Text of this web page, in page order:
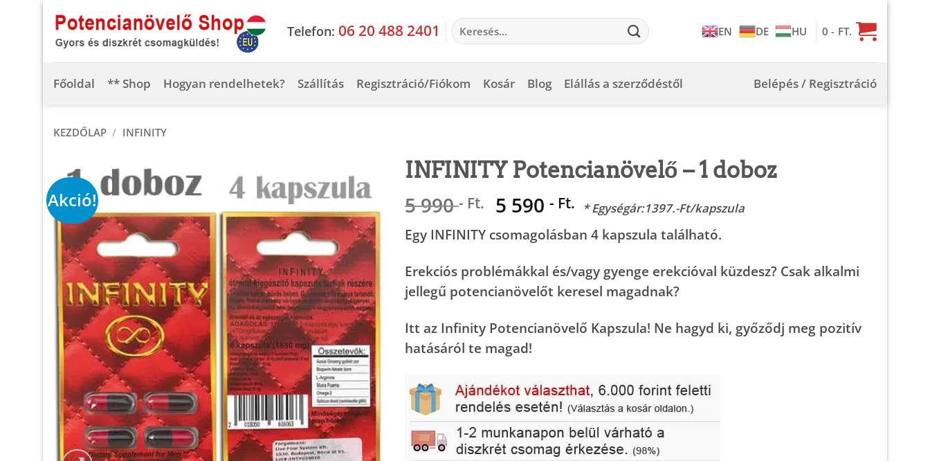
to
content
Telefon: 06 20 488 2401
Keresés
a
EN DE HU 0- FT.
Főoldal ** Shop Hogyan rendelhetek? Szállítás Regisztráció/Fiókom Kosár Blog Elállás a szerződéstől Belépés / Regisztráció
KEZDŐLAP / INFINITY
Akció!
INFINITY Potencianövelő – 1 doboz
5 990- Ft. Original
was:
5
990 -
Ft..
5 590 - Ft. Current
price
is:
590 -
Ft..
* Egységár:1397.-Ft/kapszula
Egy INFINITY csomagolásban 4 kapszula található.
Erekciós problémákkal és/vagy gyenge erekcióval küzdesz? Csak alkalmi
jellegű potencianövelőt keresel magadnak?
Itt az Infinity Potencianövelő Kapszula! Ne hagyd ki, győződj meg pozitív
hatásáról te magad!